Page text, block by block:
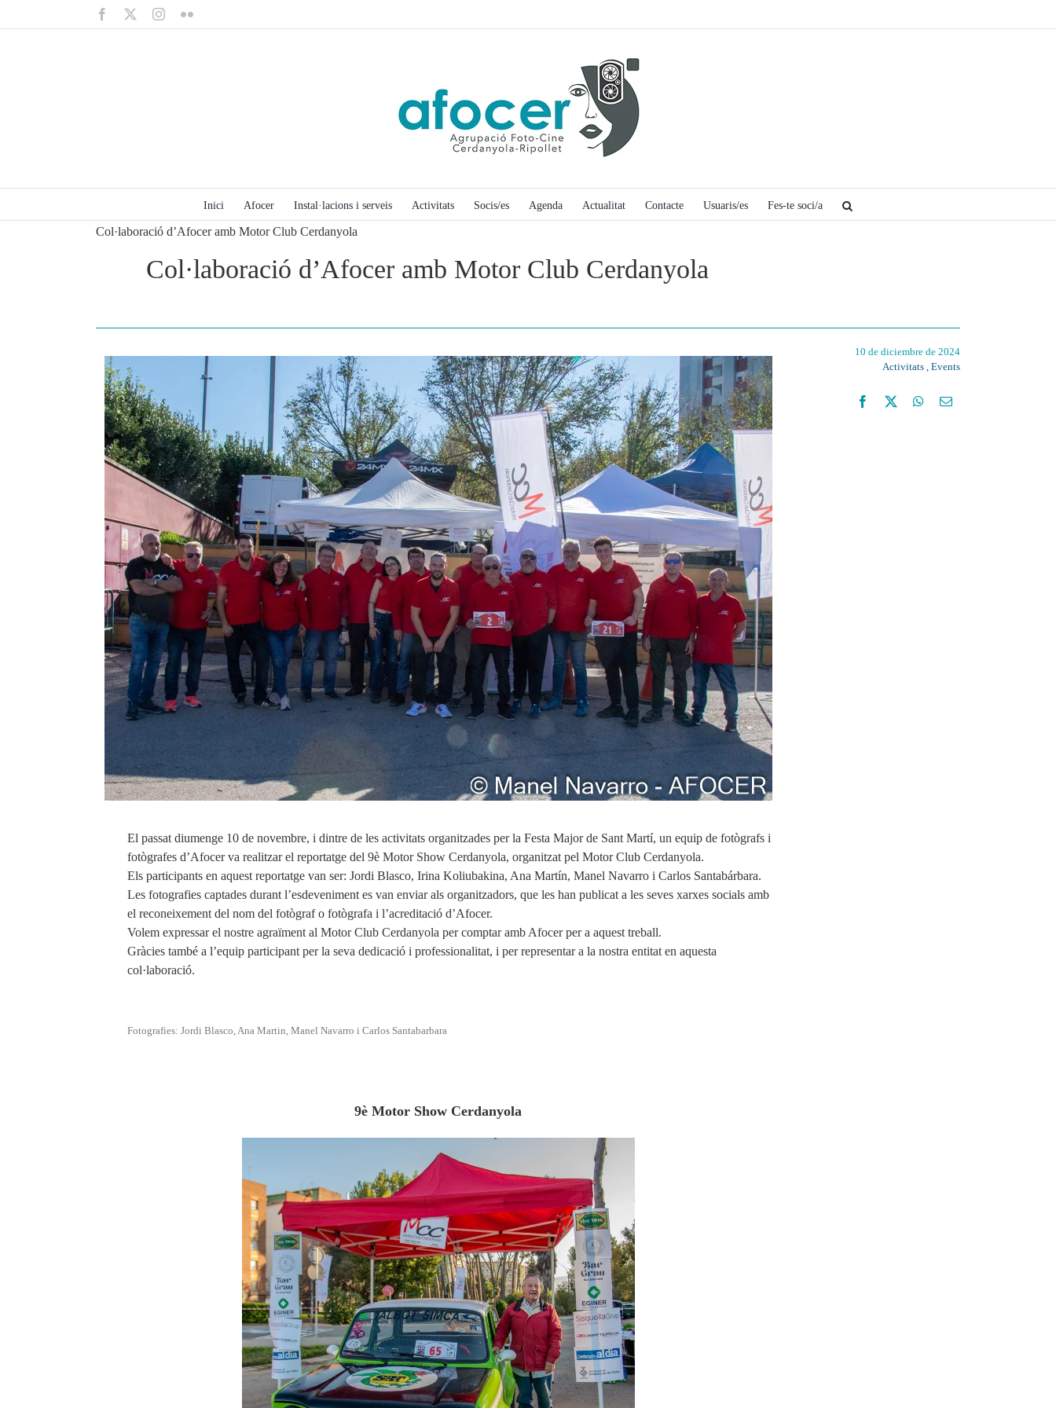
Facebook Instagram
Flickr
Inici Afocer Instal·lacions i serveis Activitats Socis/es Agenda Actualitat Contacte Usuaris/es Fes-te soci/a
Col·laboració d’Afocer amb Motor Club Cerdanyola
Col·laboració d’Afocer amb Motor Club Cerdanyola
10 de diciembre de 2024
Activitats ,Events
El passat diumenge 10 de novembre, i dintre de les activitats organitzades per la Festa Major de Sant Martí, un equip de fotògrafs i
fotògrafes d’Afocer va realitzar el reportatge del 9è Motor Show Cerdanyola, organitzat pel Motor Club Cerdanyola.
Els participants en aquest reportatge van ser: Jordi Blasco, Irina Koliubakina, Ana Martín, Manel Navarro i Carlos Santabárbara.
Les fotografies captades durant l’esdeveniment es van enviar als organitzadors, que les han publicat a les seves xarxes socials amb
el reconeixement del nom del fotògraf o fotògrafa i l’acreditació d’Afocer.
Volem expressar el nostre agraïment al Motor Club Cerdanyola per comptar amb Afocer per a aquest treball.
Gràcies també a l’equip participant per la seva dedicació i professionalitat, i per representar a la nostra entitat en aquesta
col·laboració.
Fotografies: Jordi Blasco, Ana Martin, Manel Navarro i Carlos Santabarbara
9è Motor Show Cerdanyola